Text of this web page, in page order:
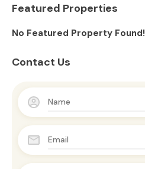
Featured Properties
No Featured Property Found!
Contact Us